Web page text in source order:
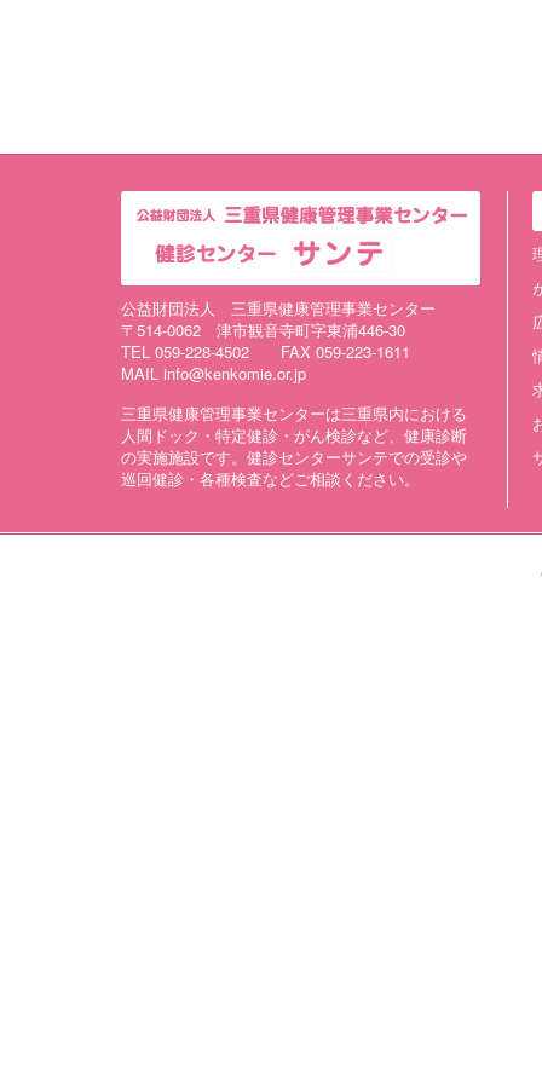
公益財団法人 三重県健康管理事業センター
〒514-0062 津市観音寺町字東浦446-30
TEL 059-228-4502 FAX 059-223-1611
MAIL info@kenkomie.or.jp
三重県健康管理事業センターは三重県内における
人間ドック・特定健診・がん検診など、健康診断
の実施施設です。健診センターサンテでの受診や
巡回健診・各種検査などご相談ください。